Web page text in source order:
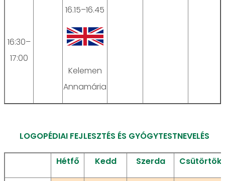
16:30–
17:00
16.15–16.45
Kelemen
Annamária
LOGOPÉDIAI FEJLESZTÉS ÉS GYÓGYTESTNEVELÉS
Hétfő Kedd Szerda Csütörtök